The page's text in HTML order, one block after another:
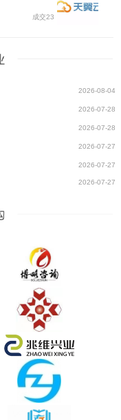
成交23
2026-08-04
2026-07-28
2026-07-28
2026-07-27
2026-07-27
2026-07-27